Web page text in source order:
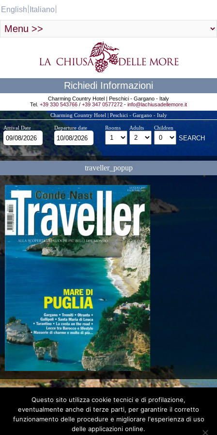
English Italiano
Richiedi Informazioni
Charming Country Hotel | Peschici - Gargano - Italy
Tel. +39 330 543766 / +39 347 0577272 - info@lachiusadellemore.it
Charming Country Hotel | Peschici - Gargano - Italy
Arrival Date Departure date Rooms Adults Children
traveller_popup
Questo sito utilizza cookie tecnici e di profilazione,
eventualmente anche di terze parti, per garantire il corretto
funzionamento delle procedure e migliorare l'esperienza di uso
delle applicazioni online.